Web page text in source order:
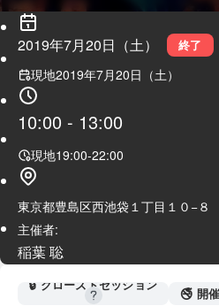
2019年7月20日（土） 終了
現地2019年7月20日（土）
10:00 - 13:00
現地19:00-22:00
東京都豊島区西池袋１丁目１０−８
主催者:
稲葉 聡
🔒 クローズドセッション
🚭 開